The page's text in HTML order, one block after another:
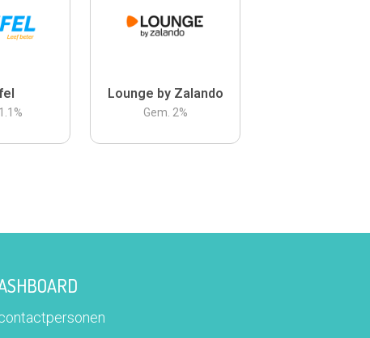
1.1 %
Lounge by Zalando
Gem. 2%